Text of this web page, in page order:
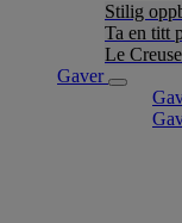
Stilig
Ta en titt
Le
Gaver